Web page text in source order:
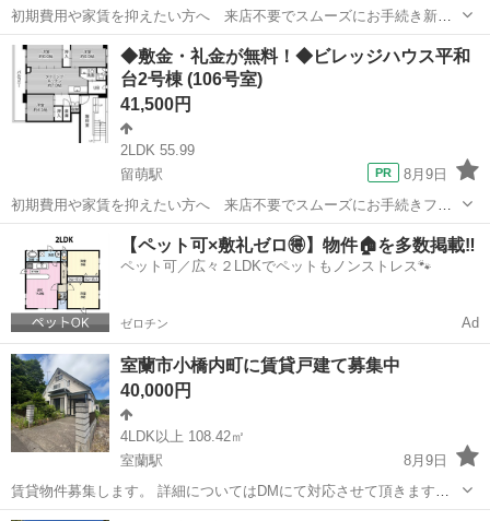
初期費用や家賃を抑えたい方へ 来店不要でスムーズにお手続き新規
入居限定！フリーレント1ヶ月あり！敷金・礼金・更新料・鍵交換手数
料0円！※契約内容や審査の結果、敷金をお預かりする場合がございま
す。もいわ幼稚園 徒歩6分\ 藻岩...
北海道 札幌市 すすきの駅 アパート 徒歩
◆敷金・礼金が無料！◆ビレッジハウス平和
台2号棟 (106号室)
41,500円
2LDK 55.99
留萌駅
8月9日
初期費用や家賃を抑えたい方へ 来店不要でスムーズにお手続きフリ
ーレント1ヶ月＋最大3万円引越サポートあり！敷金・礼金・更新料・
鍵交換手数料0円！※契約内容や審査の結果、敷金をお預かりする場合
がございます。沖見保育園 徒歩20...
北海道 留萌駅 アパート
【ペット可×敷礼ゼロ🉐】物件🏠を多数掲載‼️
ペット可／広々２LDKでペットもノンストレス🐾
ゼロチン Ad
室蘭市小橋内町に賃貸戸建て募集中
40,000円
4LDK以上 108.42㎡
室蘭駅
8月9日
賃貸物件募集します。 詳細についてはDMにて対応させて頂きます。
戸建 4LDK 築：1965年9月 住所：室蘭市小橋内町2丁目4 家賃：40,000